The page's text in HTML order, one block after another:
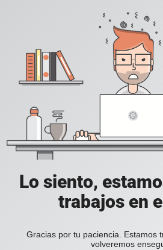
Lo siento,
trabajos en
Gracias por tu paciencia. Estamos
volveremos